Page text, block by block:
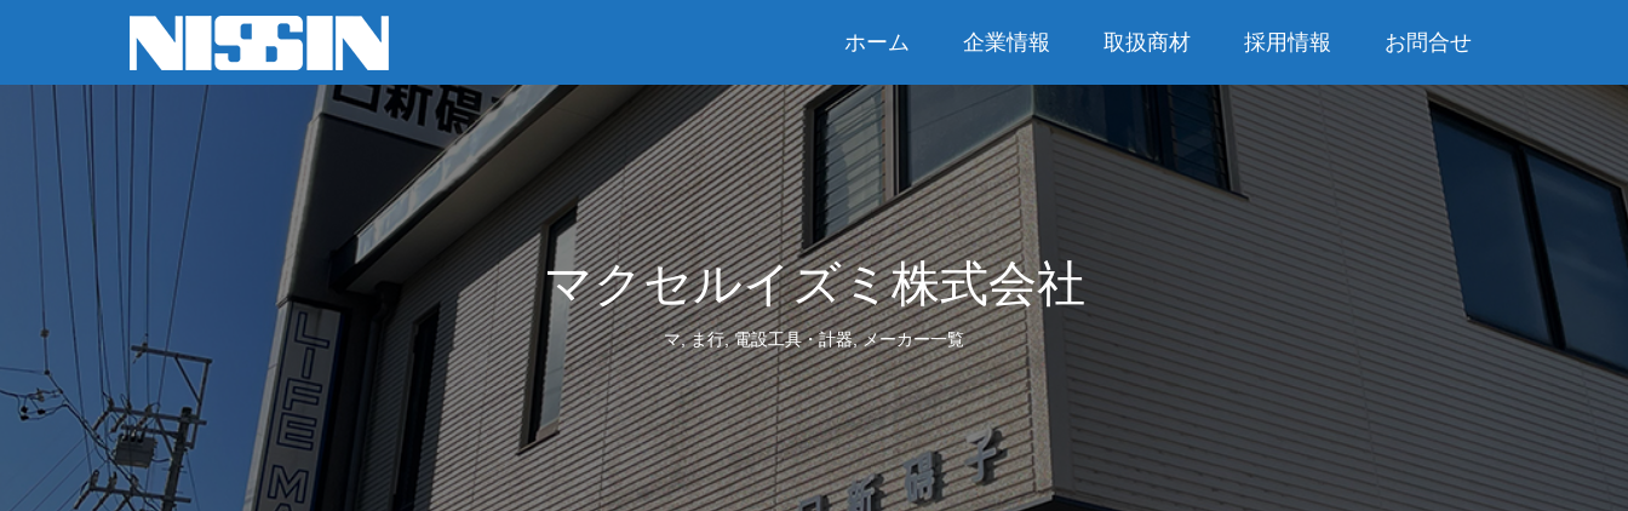
ホーム 企業情報 取扱商材 採用情報 お問合せ
マクセルイズミ株式会社
マ,ま行,電設工具・計器,メーカー一覧